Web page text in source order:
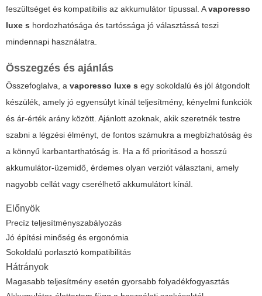
feszültséget és kompatibilis az akkumulátor típussal. Avaporesso
luxe s hordozhatósága és tartóssága jó választássá teszi
mindennapi használatra.
Összegzés és ajánlás
Összefoglalva, a vaporesso luxe s egy sokoldalú és jól átgondolt
készülék, amely jó egyensúlyt kínál teljesítmény, kényelmi funkciók
és ár-érték arány között. Ajánlott azoknak, akik szeretnék testre
szabni a légzési élményt, de fontos számukra a megbízhatóság és
a könnyű karbantarthatóság is. Ha a fő prioritásod a hosszú
akkumulátor-üzemidő, érdemes olyan verziót választani, amely
nagyobb cellát vagy cserélhető akkumulátort kínál.
Előnyök
Precíz teljesítményszabályozás
Jó építési minőség és ergonómia
Sokoldalú porlasztó kompatibilitás
Hátrányok
Magasabb teljesítmény esetén gyorsabb folyadékfogyasztás